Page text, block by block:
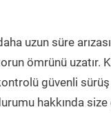
uzun süre
ömrünü uzatır.
güvenli sürüş
hakkında